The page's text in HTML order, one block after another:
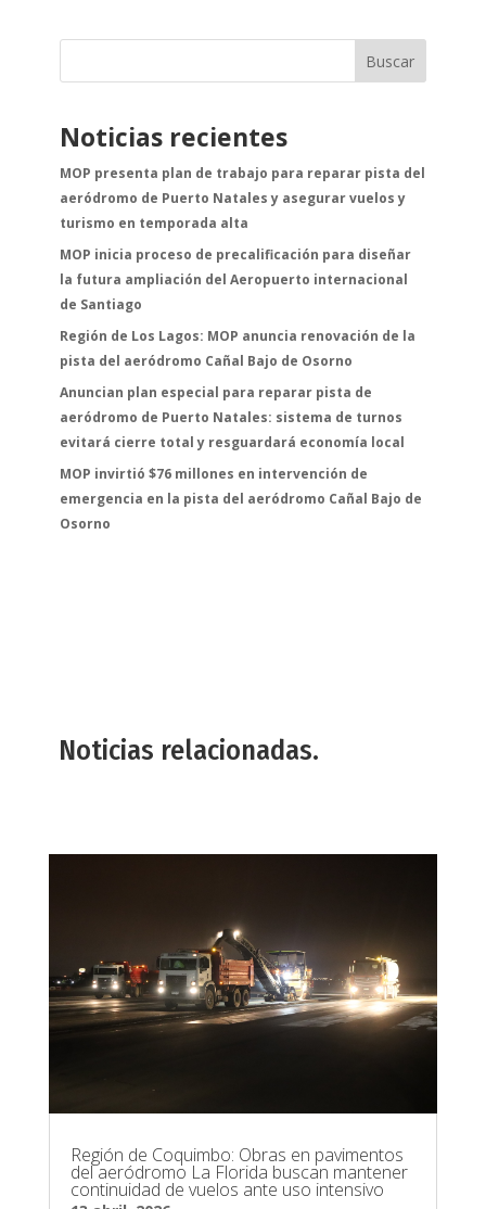
Buscar
Noticias recientes
MOP presenta plan de trabajo para reparar pista del
aeródromo de Puerto Natales y asegurar vuelos y
turismo en temporada alta
MOP inicia proceso de precalificación para diseñar
la futura ampliación del Aeropuerto internacional
de Santiago
Región de Los Lagos: MOP anuncia renovación de la
pista del aeródromo Cañal Bajo de Osorno
Anuncian plan especial para reparar pista de
aeródromo de Puerto Natales: sistema de turnos
evitará cierre total y resguardará economía local
MOP invirtió $76 millones en intervención de
emergencia en la pista del aeródromo Cañal Bajo de
Osorno
Noticias relacionadas.
Región de Coquimbo: Obras en pavimentos
del aeródromo La Florida buscan mantener
continuidad de vuelos ante uso intensivo